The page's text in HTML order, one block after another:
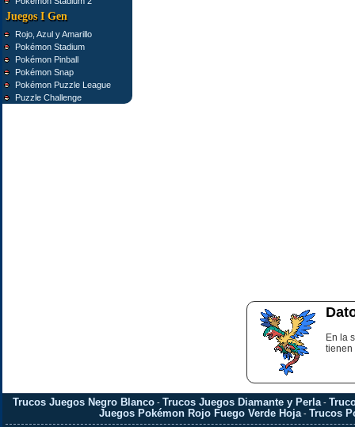
Juegos I Gen
Rojo, Azul y Amarillo
Pokémon Stadium
Pokémon Pinball
Pokémon Snap
Pokémon Puzzle League
Puzzle Challenge
En la
tienen
Trucos Juegos Negro Blanco- Trucos Juegos Diamante y Perla-
Juegos Pokémon Rojo Fuego Verde Hoja -Trucos